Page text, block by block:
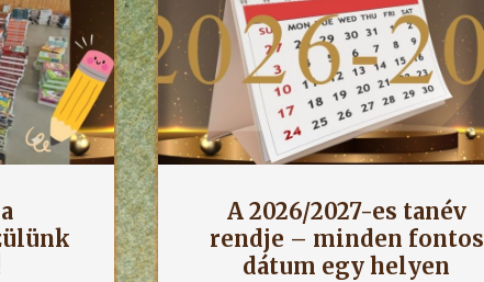
A 2026/2027-es tanév
rendje – minden fontos
dátum egy helyen